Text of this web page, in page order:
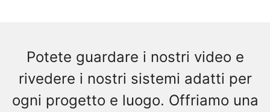
Potete guardare i nostri video e
rivedere i nostri sistemi adatti per
ogni progetto e luogo. Offriamo una